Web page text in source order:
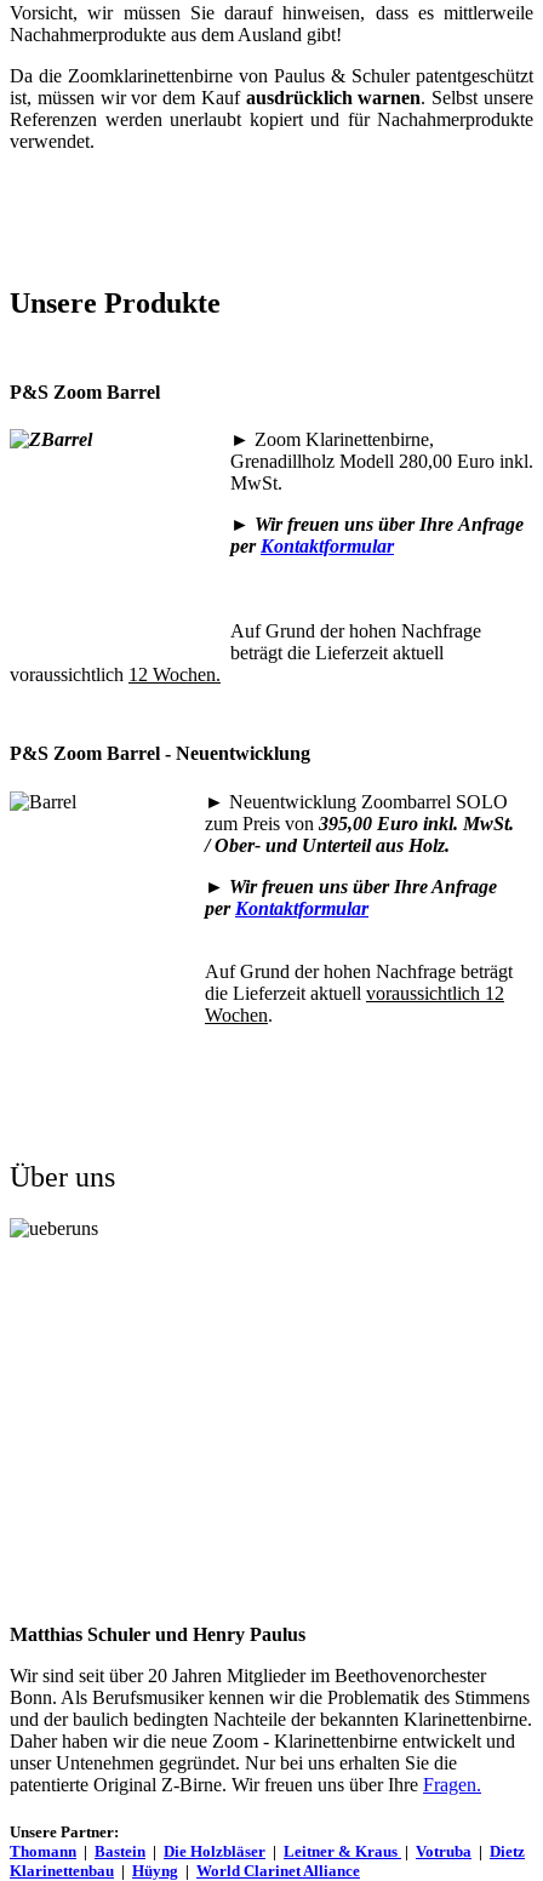
Vorsicht, wir müssen Sie darauf hinweisen, dass es mittlerweile
Nachahmerprodukte aus dem Ausland gibt!
Da die Zoomklarinettenbirne von Paulus & Schuler patentgeschützt
ist, müssen wir vor dem Kauf ausdrücklich warnen. Selbst unsere
Referenzen werden unerlaubt kopiert und für Nachahmerprodukte
verwendet.
Unsere Produkte
P&S Zoom Barrel
► Zoom Klarinettenbirne,
Grenadillholz Modell 280,00 Euro inkl.
MwSt.
► Wir freuen uns über Ihre Anfrage
per Kontaktformular
Auf Grund der hohen Nachfrage
beträgt die Lieferzeit aktuell
voraussichtlich 12 Wochen.
P&S Zoom Barrel - Neuentwicklung
► Neuentwicklung Zoombarrel SOLO
zum Preis von 395,00 Euro inkl. MwSt.
/ Ober- und Unterteil aus Holz.
► Wir freuen uns über Ihre Anfrage
per Kontaktformular
Auf Grund der hohen Nachfrage beträgt
die Lieferzeit aktuell voraussichtlich 12
Wochen.
Über uns
Matthias Schuler und Henry Paulus
Wir sind seit über 20 Jahren Mitglieder im Beethovenorchester
Bonn. Als Berufsmusiker kennen wir die Problematik des Stimmens
und der baulich bedingten Nachteile der bekannten Klarinettenbirne.
Daher haben wir die neue Zoom - Klarinettenbirne entwickelt und
unser Untenehmen gegründet. Nur bei uns erhalten Sie die
patentierte Original Z-Birne. Wir freuen uns über Ihre Fragen.
Unsere Partner:
Thomann | Bastein | Die Holzbläser | Leitner & Kraus | Votruba | Dietz
Klarinettenbau | Hüyng | World Clarinet Alliance